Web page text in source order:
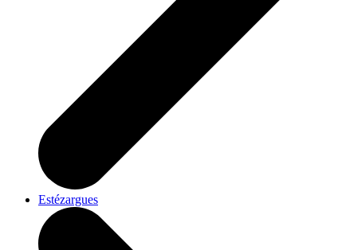
Estézargues